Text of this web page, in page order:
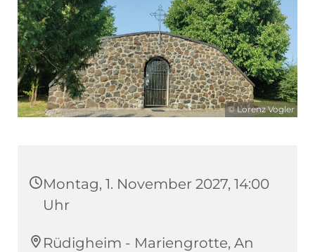
© Lorenz Vogler
Montag, 1. November 2027, 14:00
Uhr
Rüdigheim - Mariengrotte, An